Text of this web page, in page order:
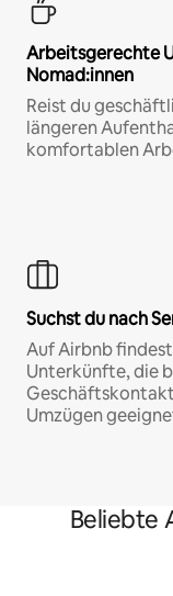
Arbeitsgerechte
Nomad:innen
Reist du
längeren
komfortablen
Suchst du nach
Auf Airbnb
Unterkünfte, die
Umzügen
Beliebte